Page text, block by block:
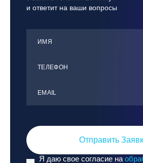
Игорь Панасовский
Максим Школьников
Михаил Богомолов
Э.В. Бугаев
Юрий Горелов
и ответит на ваши вопросы
ИМЯ
ТЕЛЕФОН
ЕMАIL
Отправить
Я даю свое согласие на